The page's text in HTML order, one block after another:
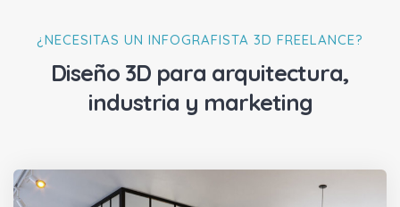
¿NECESITAS UN INFOGRAFISTA 3D FREELANCE?
Diseño 3D para arquitectura,
industria y marketing